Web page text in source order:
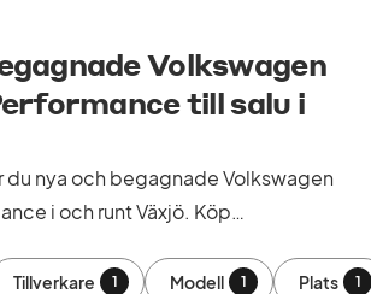
Volkswagen
till salu i
du nya och begagnade Volkswagen
Tillverkare 1 Modell 1 Plats 1